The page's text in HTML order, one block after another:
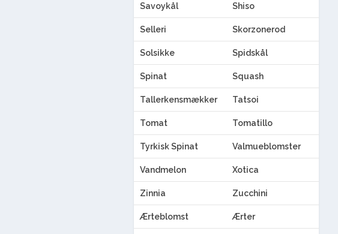
Savoykål Shiso
Selleri Skorzonerod
Solsikke Spidskål
Spinat Squash
Tallerkensmækker Tatsoi
Tomat Tomatillo
Tyrkisk Spinat Valmueblomster
Vandmelon Xotica
Zinnia Zucchini
Ærteblomst Ærter